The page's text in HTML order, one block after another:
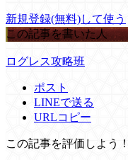
新規登録(無料)して使う
この記事を書いた人
ログレス攻略班
ポスト
LINEで送る
URLコピー
この記事を評価しよう！